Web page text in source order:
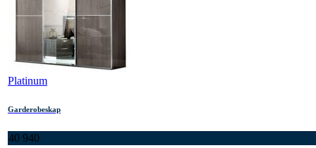
Platinum
Garderobeskap
40 940